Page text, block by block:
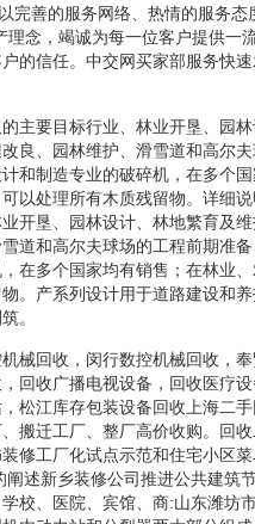
完善的服务网络、热情的服务
理念，竭诚为每一位客户提供一
的信任。中交网买家部服务快
主要目标行业、林业开垦、园
良、园林维护、滑雪道和高尔
和制造专业的破碎机，在多个
以处理所有木质残留物。详细
开垦、园林设计、林地繁育及
道和高尔夫球场的工程前期准
在多个国家均有销售；在林业
。产系列设计用于道路建设和
。
械回收，闵行数控机械回收，
回收广播电视设备，回收医疗
松江库存包装设备回收上海二
搬迁工厂、整厂高价收购。回
修工厂化试点示范和住宅小区
述新乡装修公司推进公共建筑
校、医院、宾馆、商:山东潍坊